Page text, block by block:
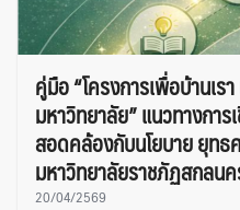
คู่มือ “โครงการเพื่อบ้านเร
มหาวิทยาลัย” แนวทางการ
สอดคล้องกับนโยบาย ยุท
มหาวิทยาลัยราชภัฏสกลน
20/04/2569